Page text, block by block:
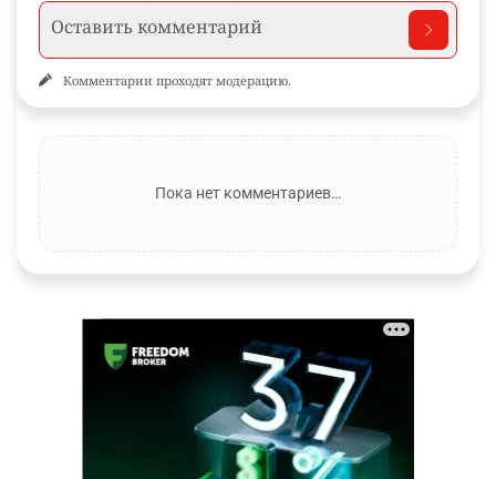
Комментарии проходят модерацию.
Пока нет комментариев…